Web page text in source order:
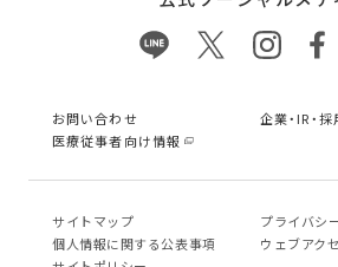
お問い合わせ
企業・IR・
医療従事者向け情報
サイトマップ
プライバシ
個⼈情報に関する公表事項
ウェブアク